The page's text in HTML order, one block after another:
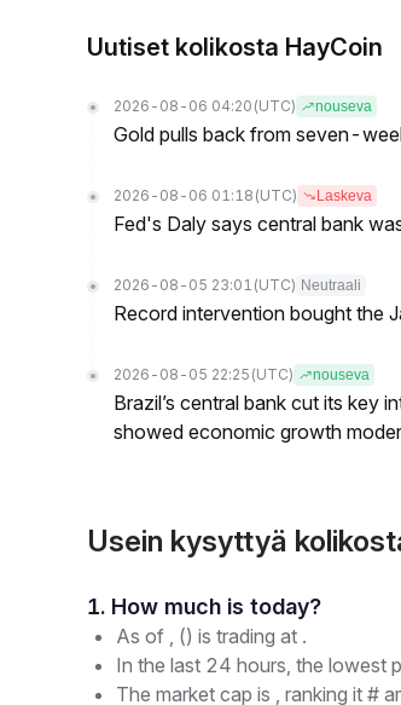
Uutiset kolikosta HayCoin
2026-08-06 04:20 (UTC) nouseva
Gold pulls back from seven-
2026-08-06 01:18 (UTC) Laskeva
Fed's Daly says central bank
2026-08-05 23:01 (UTC) Neutraali
Record intervention bought the
2026-08-05 22:25 (UTC) nouseva
Brazil’s central bank cut its key
showed economic growth
Usein kysyttyä
1. How much is today?
As of , () is trading at .
In the last 24 hours, the lowest
The market cap is , ranking it #